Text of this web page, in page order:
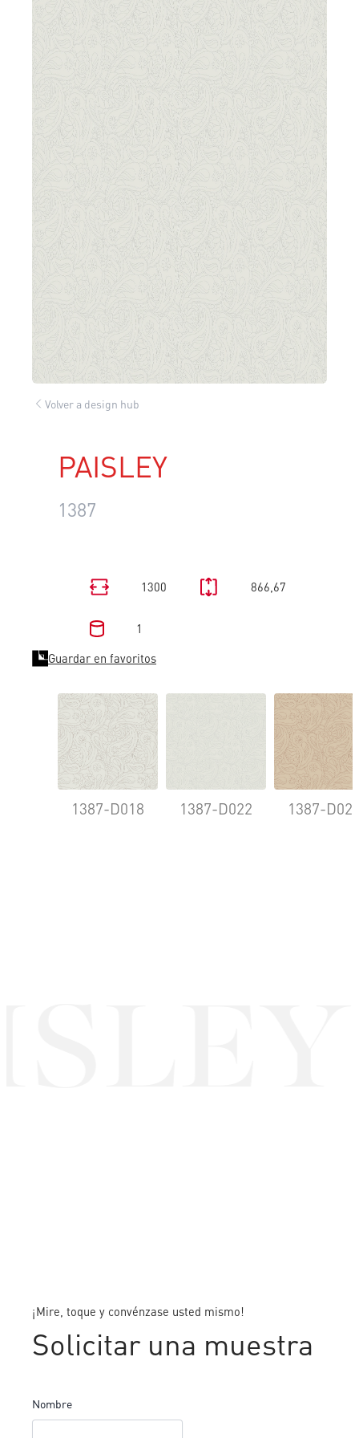
Volver a design hub
PAISLEY
1387
1300 866,67
1
Guardar en favoritos
1387-D018 1387-D022 1387-
¡Mire, toque y convénzase usted mismo!
Solicitar una muestra
Nombre